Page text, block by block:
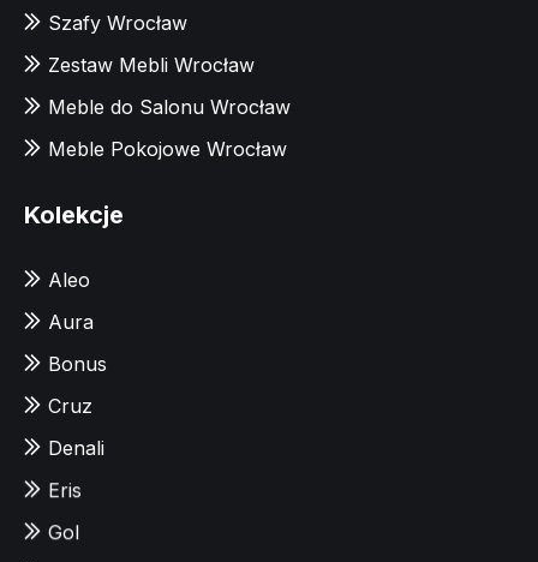
Szafy Wrocław
Zestaw Mebli Wrocław
Meble do Salonu Wrocław
Meble Pokojowe Wrocław
Kolekcje
Aleo
Aura
Bonus
Cruz
Denali
Eris
Gol